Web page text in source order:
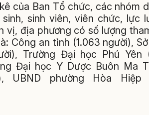
của Ban Tổ chức, các nhóm
sinh viên, viên chức, lực
vị, địa phương có số lượng
Công an tỉnh (1.063 người), Sở
Trường Đại học Phú Yên
Đại học Y Dược Buôn Ma
UBND phường Hòa Hiệp